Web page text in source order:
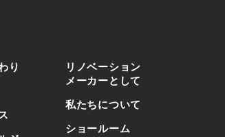
り
リノベーション
メーカーとして
私たちについて
ショールーム